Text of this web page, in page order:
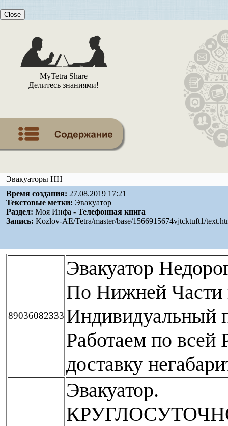
Close
MyTetra Share
Делитесь знаниями!
Эвакуаторы НН
Время создания: 27.08.2019 17:21
Текстовые метки: Эвакуатор
Раздел: Моя Инфа - Телефонная книга
Запись: Kozlov-AE/Tetra/master/base/1566915674vjtcktuft1/
89036082333
Эвакуатор
По Нижней Части
Индивидуальный
Работаем по
доставку
Эвакуатор.